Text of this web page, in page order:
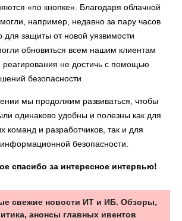
«по кнопке». Благодаря облачной
например, недавно за пару часов
для защиты от новой уязвимости
обновиться всем нашим клиентам
реагирования не достичь с помощью
безопасности.
мы продолжим развиваться, чтобы
одинаково удобны и полезны как для
команд и разработчиков, так и для
безопасности.
спасибо за интересное интервью!
свежие новости ИТ и ИБ. Обзоры,
анонсы главных ивентов